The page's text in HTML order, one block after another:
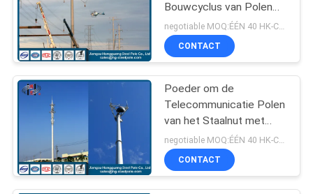
SITEMAP
PRIVACYBELEID
Staal Elektrische
Pool
70
Bouwcyclus van Polen
van het Staalnut
negotiable MOQ:ÉÉN 40 HK-CONTAINER
CONTACT
Poeder om de
Telecommunicatie Polen
van het Staalnut met
Verlichtingsstaaf die met
een laag wordt bedekt
CONTACT